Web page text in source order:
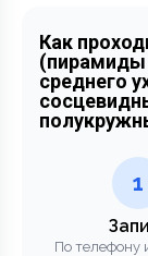
Как
(пирамиды
среднего
1
По телефону